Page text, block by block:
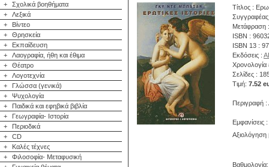
+
Σχολικά βοηθήματα
+
Λεξικά
+
Βίντεο
+
Θρησκεία
+
Εκπαίδευση
+
Λαογραφία, ήθη και έθιμα
+
Θέατρο
+
Λογοτεχνία
+
Γλώσσα (γενικά)
+
Ψυχολογία
+
Παιδικά και εφηβικά βιβλία
+
Γεωγραφία- Ιστορία
+
Περιοδικά
+
CD
+
Καλές τέχνες
+
Φιλοσοφία- Μεταφυσική
Τίτλος :
Μετάφραση
ISBN :
ISBN 13 :
Εκδόσεις :
Σελίδες :
Τιμή: 7.52
Περιγραφή :
Εμφανίσεις
Αξιολόγηση